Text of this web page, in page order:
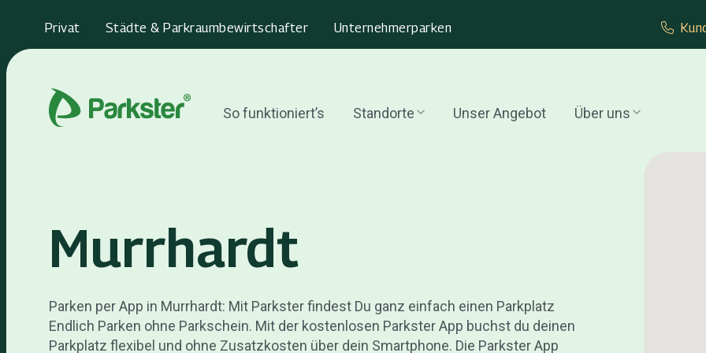
Privat Städte & Parkraumbewirtschafter Unternehmer­parken
So funktioniert’s Standorte Unser Angebot Über uns
Murrhardt
Parken per App in Murrhardt: Mit Parkster findest Du ganz einfach einen Parkplatz
Endlich Parken ohne Parkschein. Mit der kostenlosen Parkster App buchst du deinen
Parkplatz flexibel und ohne Zusatzkosten über dein Smartphone. Die Parkster App